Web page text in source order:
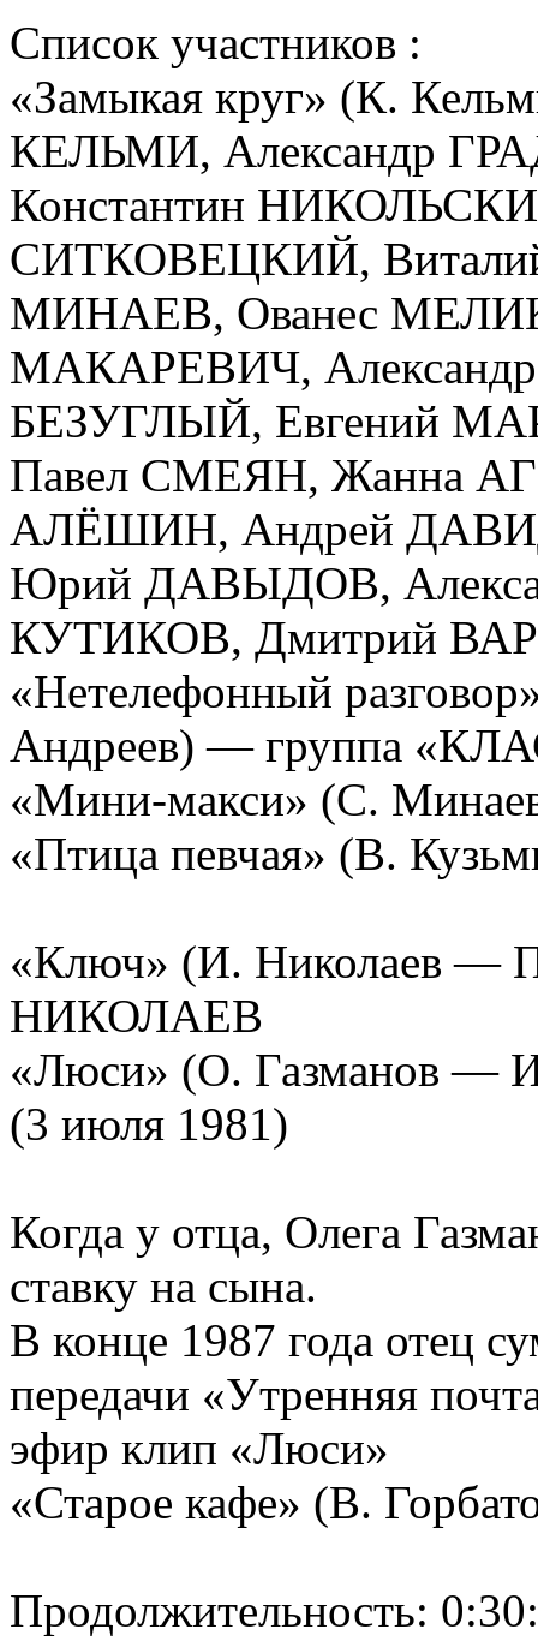
Список участников :
«Замыкая круг» (К.
КЕЛЬМИ, Александр
Константин
СИТКОВЕЦКИЙ,
МИНАЕВ, Ованес
МАКАРЕВИЧ,
БЕЗУГЛЫЙ, Евгений
Павел СМЕЯН, Жанна
АЛЁШИН, Андрей
Юрий ДАВЫДОВ,
КУТИКОВ, Дмитрий
«Нетелефонный
Андреев) — группа
«Мини-макси» (С.
«Птица певчая» (В.
«Ключ» (И. Николаев —
НИКОЛАЕВ
«Люси» (О. Газманов —
(3 июля 1981)
Когда у отца, Олега
ставку на сына.
В конце 1987 года отец
передачи «Утренняя
эфир клип «Люси»
«Старое кафе» (В.
Продолжительность: